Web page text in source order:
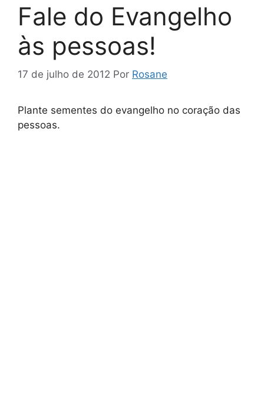
Fale do Evangelho
às pessoas!
17 de julho de 2012 Por Rosane
Plante sementes do evangelho no coração das
pessoas.